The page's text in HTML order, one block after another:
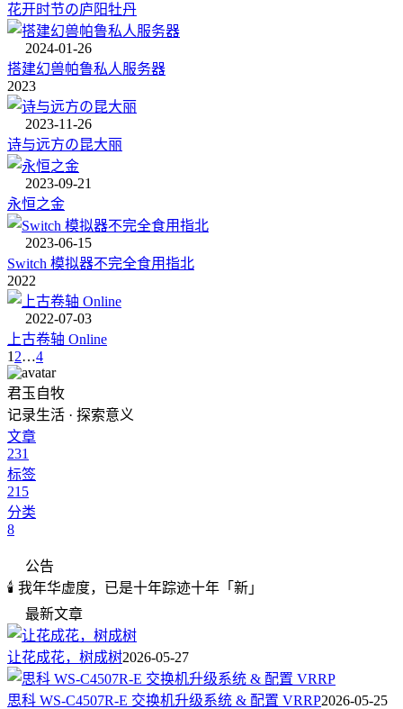
花开时节の庐阳牡丹
2024-01-26
搭建幻兽帕鲁私人服务器
2023
2023-11-26
诗与远方の昆大丽
2023-09-21
永恒之金
2023-06-15
Switch 模拟器不完全食用指北
2022
2022-07-03
上古卷轴 Online
1 2…4
君玉自牧
记录生活 · 探索意义
文章
231
标签
215
分类
8
公告
🕯️ 我年华虚度，已是十年踪迹十年「新」
最新文章
让花成花，树成树2026-05-27
思科 WS-C4507R-E 交换机升级系统 & 配置 VRRP2026-05-25